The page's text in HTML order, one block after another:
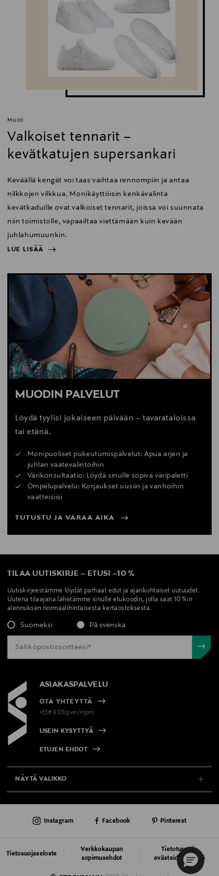
Muoti
Valkoiset tennarit –
kevätkatujen supersankari
Keväällä kengät voi taas vaihtaa rennompiin ja antaa
nilkkojen vilkkua. Monikäyttöisin kenkävalinta
kevätkaduille ovat valkoiset tennarit, joissa voi suunnata
niin toimistolle, vapaailtaa viettämään kuin kevään
juhlahumuunkin.
LUE LISÄÄ
LUE LISÄÄ
MUODIN PALVELUT
Löydä tyylisi jokaiseen päivään – tavarataloissa
tai etänä.
Monipuoliset pukeutumispalvelut: Apua arjen ja
juhlan vaatevalintoihin
Värikonsultaatio: Löydä sinulle sopiva väripaletti
Ompelupalvelu: Korjaukset uusiin ja vanhoihin
vaatteisiisi
TUTUSTU JA VARAA AIKA
TILAA UUTISKIRJE – ETUSI –10 %
Uutiskirjeestämme löydät parhaat edut ja ajankohtaiset uutuudet.
Uutena tilaajana lähetämme sinulle etukoodin, jolla saat 10 %:n
alennuksen normaalihintaisesta kertaostoksesta.
Suomeksi På svenska
ASIAKASPALVELU
OTA YHTEYTTÄ
+358 9 1211(pvm/mpm)
USEIN KYSYTTYÄ
ETUJEN EHDOT
NÄYTÄ VALIKKO
AJANKOHTAISTA
Tietosuojaseloste
Verkkokaupan
sopimusehdot
Tietoturva ja
evästeiden käyttö
Instagram Facebook Pinterest